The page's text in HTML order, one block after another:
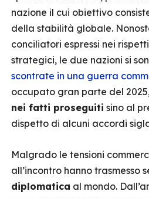
nazione il cui obiettivo
della stabilità globale.
conciliatori espressi nei
strategici, le due nazioni si
scontrate in una guerra
occupato gran parte del
nei fatti proseguiti sino al
dispetto di alcuni accordi
Malgrado le tensioni
all’incontro hanno trasmesso
diplomatica al mondo.